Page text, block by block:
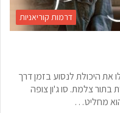
דרמות קוריאניות
את היכולת לנסוע בזמן דרך
צלמת. סו ג'ון צופה
מחליט…